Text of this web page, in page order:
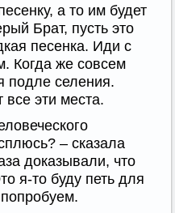
а то им будет
Брат, пусть это
песенка. Иди с
Когда же совсем
подле селения.
эти места.
– сказала
доказывали, что
я-то буду петь для